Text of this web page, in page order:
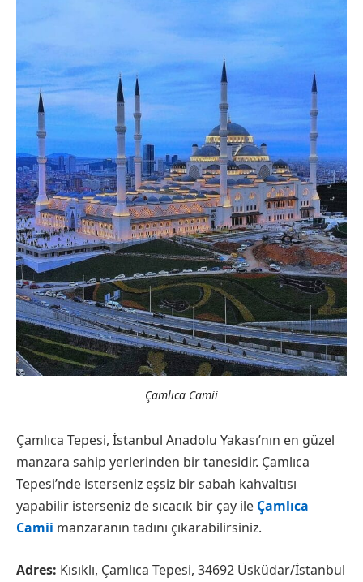
Çamlıca Camii
Çamlıca Tepesi, İstanbul Anadolu Yakası’nın en güzel
manzara sahip yerlerinden bir tanesidir. Çamlıca
Tepesi’nde isterseniz eşsiz bir sabah kahvaltısı
yapabilir isterseniz de sıcacık bir çay ile Çamlıca
Camii manzaranın tadını çıkarabilirsiniz.
Adres: Kısıklı, Çamlıca Tepesi, 34692 Üsküdar/İstanbul